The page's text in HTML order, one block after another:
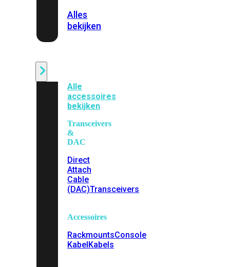
Alles
bekijken
Alle
accessoires
bekijken
Transceivers
&
DAC
Direct
Attach
Cable
(DAC)Transceivers
Accessoires
RackmountsConsole
KabelKabels